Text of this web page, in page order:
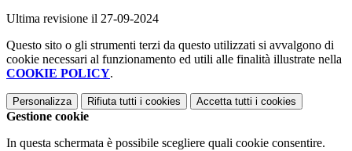
Ultima revisione il 27-09-2024
Questo sito o gli strumenti terzi da questo utilizzati si avvalgono di
cookie necessari al funzionamento ed utili alle finalità illustrate nella
COOKIE POLICY.
Personalizza Rifiuta tutti i cookies Accetta tutti i cookies
Gestione cookie
In questa schermata è possibile scegliere quali cookie consentire.